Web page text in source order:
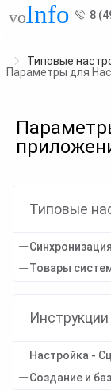
8
Типовые
Параметры для
Типовые
Товары
Настройка -
Создание и